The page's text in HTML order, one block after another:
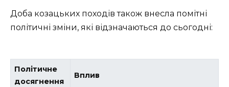
Доба козацьких походів також внесла помітні
політичні зміни, які відзначаються до сьогодні:
Політичне
досягнення
Вплив